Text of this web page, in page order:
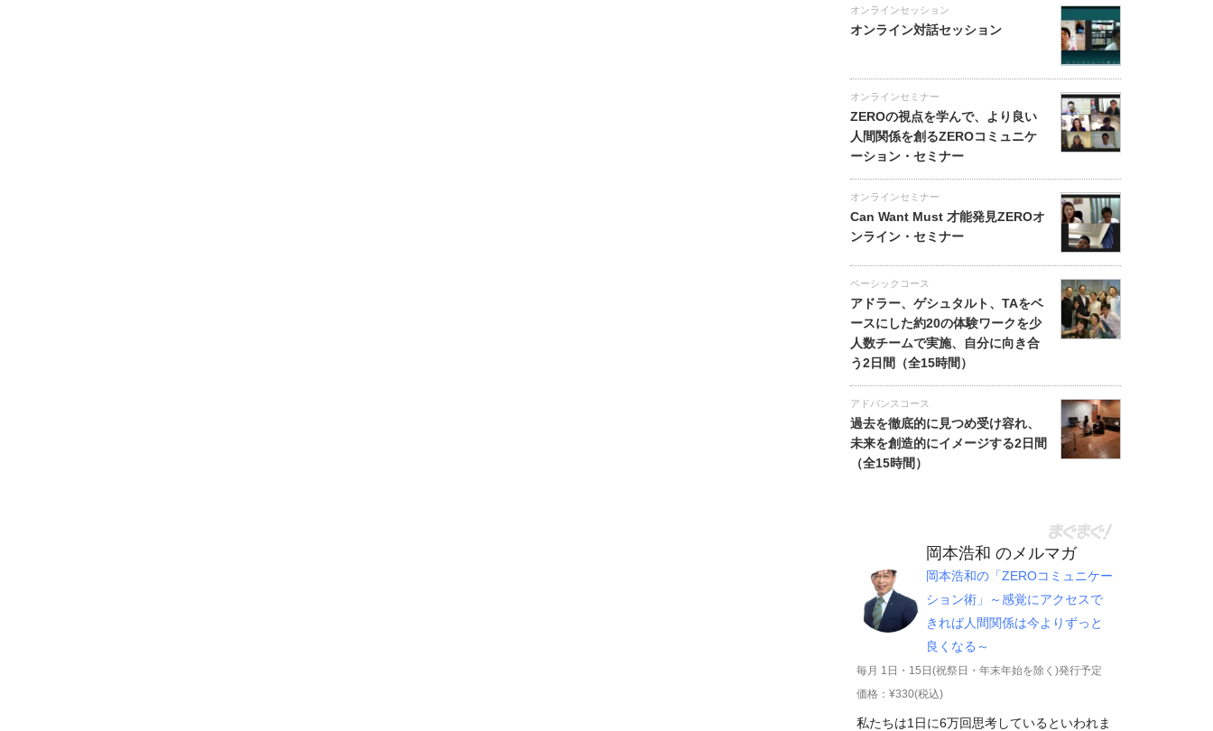
オンラインセッション
オンライン対話セッション
オンラインセミナー
ZEROの視点を学んで、より良い
人間関係を創るZEROコミュニケ
ーション・セミナー
オンラインセミナー
Can Want Must 才能発見ZEROオ
ンライン・セミナー
ベーシックコース
アドラー、ゲシュタルト、TAをベ
ースにした約20の体験ワークを少
人数チームで実施、自分に向き合
う2日間（全15時間）
アドバンスコース
過去を徹底的に見つめ受け容れ、
未来を創造的にイメージする2日間
（全15時間）
岡本浩和 のメルマガ
岡本浩和の「ZEROコミュニケー
ション術」～感覚にアクセスで
きれば人間関係は今よりずっと
良くなる～
毎月 1日・15日(祝祭日・年末年始を除く)発行予定
価格：¥330(税込)
私たちは1日に6万回思考しているといわれま